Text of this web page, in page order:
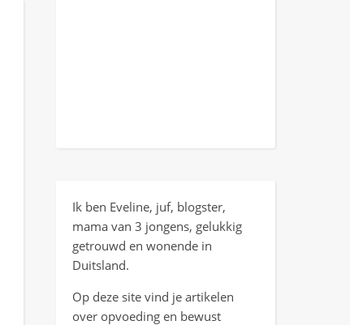
Ik ben Eveline, juf, blogster,
mama van 3 jongens, gelukkig
getrouwd en wonende in
Duitsland.
Op deze site vind je artikelen
over opvoeding en bewust